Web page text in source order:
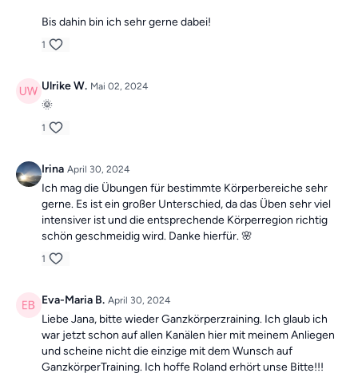
Bis dahin bin ich sehr gerne dabei!
1
Ulrike W. Mai 02, 2024
🌞
1
Irina April 30, 2024
Ich mag die Übungen für bestimmte Körperbereiche sehr
gerne. Es ist ein großer Unterschied, da das Üben sehr viel
intensiver ist und die entsprechende Körperregion richtig
schön geschmeidig wird. Danke hierfür. 🌸
1
Eva-Maria B. April 30, 2024
Liebe Jana, bitte wieder Ganzkörperzraining. Ich glaub ich
war jetzt schon auf allen Kanälen hier mit meinem Anliegen
und scheine nicht die einzige mit dem Wunsch auf
GanzkörperTraining. Ich hoffe Roland erhört unse Bitte!!!